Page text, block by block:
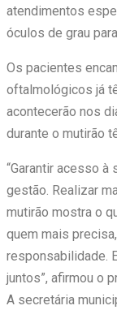
atendimentos
óculos de grau
Os pacientes
oftalmológicos já
acontecerão nos
durante o mutirão
“Garantir acesso
gestão. Realizar
mutirão mostra o
quem mais
responsabilidade.
juntos”, afirmou o
A secretária